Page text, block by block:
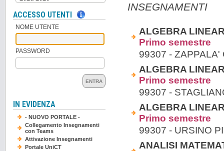
INSEGNAMENTI
ALGEBRA
Primo semestre
99307 - ZAPPALA'
ALGEBRA
Primo semestre
99307 -
ALGEBRA
Primo semestre
99307 - URSINO
ANALISI
ACCESSO UTENTI
NOME UTENTE
PASSWORD
ENTRA
IN EVIDENZA
- NUOVO PORTALE -
Collegamento Insegnamenti
con Teams
Attivazione Insegnamenti
Portale UniCT